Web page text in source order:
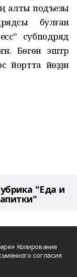
алты подъезы
булған
субподряд
Бөгөн эштәр
йортта йөҙҙән
"Еда и
Копирование
согласия